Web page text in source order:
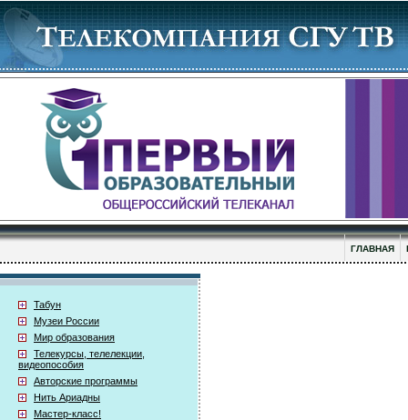
ГЛАВНАЯ
Табун
Музеи России
Мир образования
Телекурсы, телелекции,
видеопособия
Авторские программы
Нить Ариадны
Мастер-класс!